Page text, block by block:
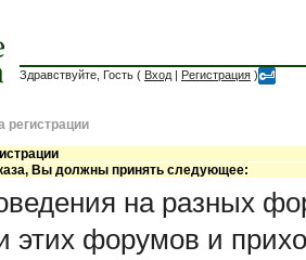
Здравствуйте, Гость ( Вход | Регистрация )
регистрации
Вы должны принять следующее:
на разных
этих форумов и